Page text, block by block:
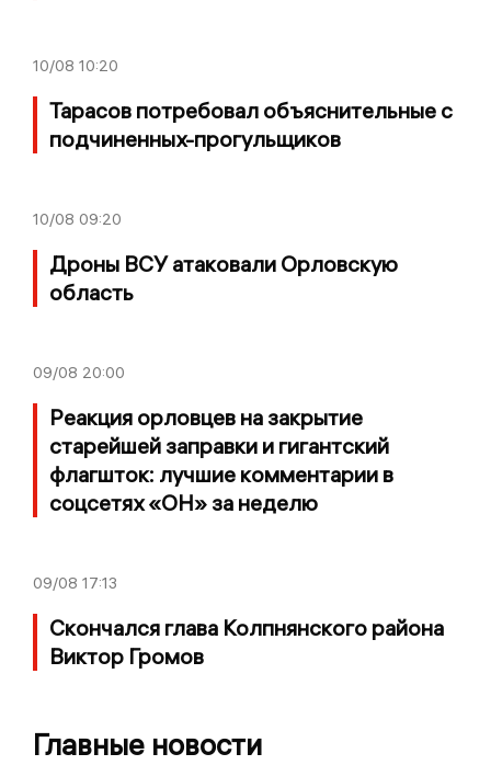
10/08 10:20
Тарасов потребовал объяснительные с
подчиненных-прогульщиков
10/08 09:20
Дроны ВСУ атаковали Орловскую
область
09/08 20:00
Реакция орловцев на закрытие
старейшей заправки и гигантский
флагшток: лучшие комментарии в
соцсетях «ОН» за неделю
09/08 17:13
Скончался глава Колпнянского района
Виктор Громов
Главные новости